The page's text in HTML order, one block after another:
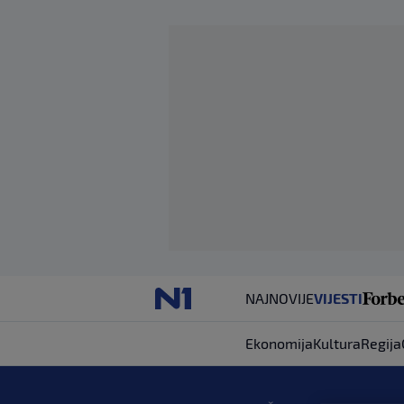
NAJNOVIJEVIJESTI
EkonomijaKulturaRegija